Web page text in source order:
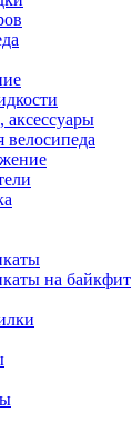
на байкфит